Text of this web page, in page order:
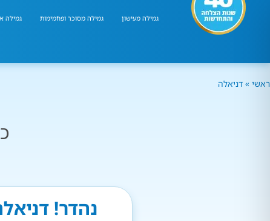
גמילה מעישון גמילה מסוכר ופחמימות גמילה
ראשי » דניאלה
נהדר!